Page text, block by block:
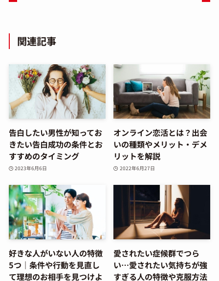
関連記事
告白したい男性が知ってお
きたい告白成功の条件とお
すすめのタイミング
2023年6月6日
オンライン恋活とは？出会
いの種類やメリット・デメ
リットを解説
2022年6月27日
好きな人がいない人の特徴
5つ｜条件や行動を見直し
て理想のお相手を見つけよ
愛されたい症候群でつら
い…愛されたい気持ちが強
すぎる人の特徴や克服方法